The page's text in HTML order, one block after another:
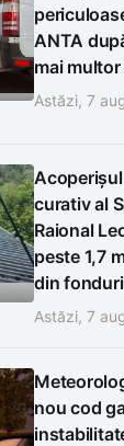
ANTA
mai
Astăzi, 7
curativ al
Raional
peste 1,7
din
Astăzi, 7
nou cod